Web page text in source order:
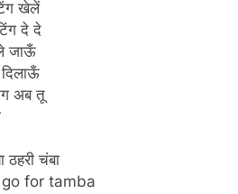
खेलें
दे दे
जाऊँ
अब तू
चंबा
for tamba